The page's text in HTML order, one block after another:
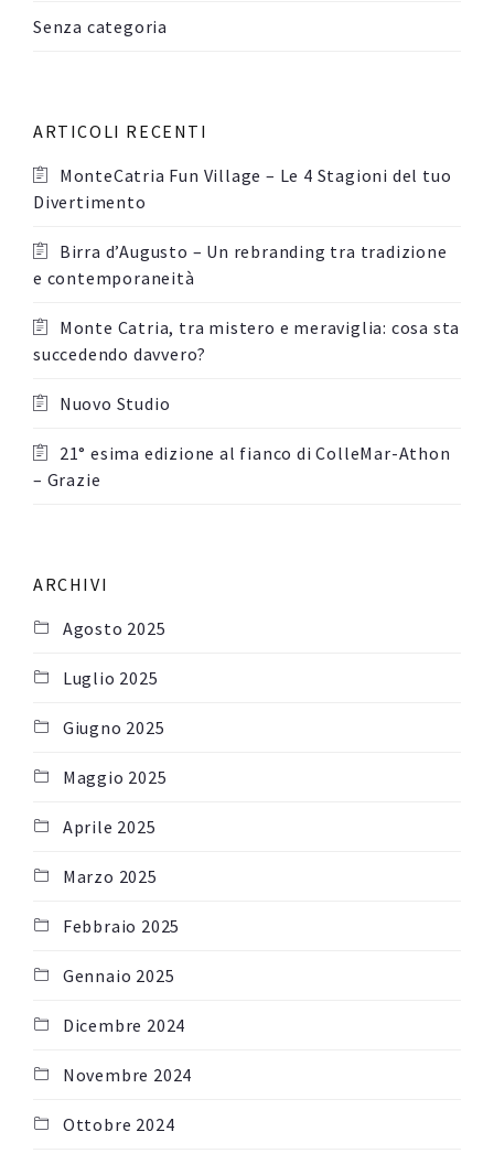
Senza categoria
ARTICOLI RECENTI
MonteCatria Fun Village – Le 4 Stagioni del tuo
Divertimento
Birra d’Augusto – Un rebranding tra tradizione
e contemporaneità
Monte Catria, tra mistero e meraviglia: cosa sta
succedendo davvero?
Nuovo Studio
21° esima edizione al fianco di ColleMar-Athon
– Grazie
ARCHIVI
Agosto 2025
Luglio 2025
Giugno 2025
Maggio 2025
Aprile 2025
Marzo 2025
Febbraio 2025
Gennaio 2025
Dicembre 2024
Novembre 2024
Ottobre 2024